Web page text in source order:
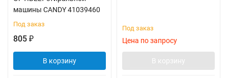
машины CANDY 41039460
Под заказ
805 ₽
В корзину
Под заказ
Цена по запросу
В корзину